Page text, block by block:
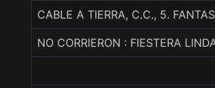
CABLE A TIERRA, C.C., 5.
NO CORRIERON : FIESTERA